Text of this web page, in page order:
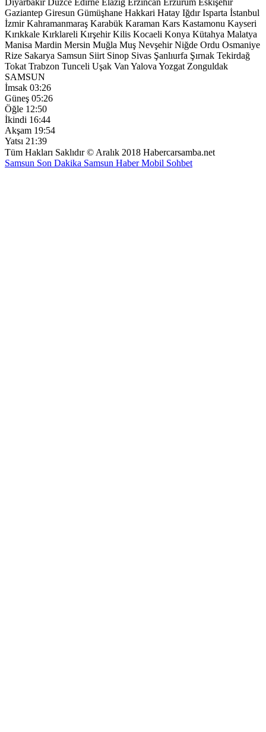
Gaziantep Giresun Gümüşhane Hakkari Hatay Iğdır Isparta İstanbul
İzmir Kahramanmaraş Karabük Karaman Kars Kastamonu Kayseri
Kırıkkale Kırklareli Kırşehir Kilis Kocaeli Konya Kütahya Malatya
Manisa Mardin Mersin Muğla Muş Nevşehir Niğde Ordu Osmaniye
Rize Sakarya Samsun Siirt Sinop Sivas Şanlıurfa Şırnak Tekirdağ
Tokat Trabzon Tunceli Uşak Van Yalova Yozgat Zonguldak
SAMSUN
İmsak 03:26
Güneş 05:26
Öğle 12:50
İkindi 16:44
Akşam 19:54
Yatsı 21:39
Tüm Hakları Saklıdır © Aralık 2018 Habercarsamba.net
Samsun Son Dakika Samsun HaberMobil Sohbet